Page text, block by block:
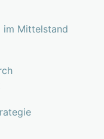
im Mittelstand